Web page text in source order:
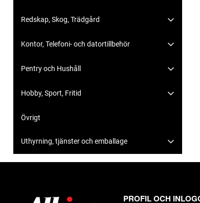
Redskap, Skog, Trädgård
Kontor, Telefoni- och datortillbehör
Pentry och Hushåll
Hobby, Sport, Fritid
Övrigt
Uthyrning, tjänster och emballage
PROFIL OCH